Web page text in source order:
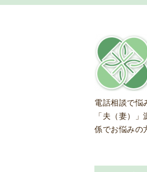
電話相談で悩
「夫（妻）
係でお悩みの